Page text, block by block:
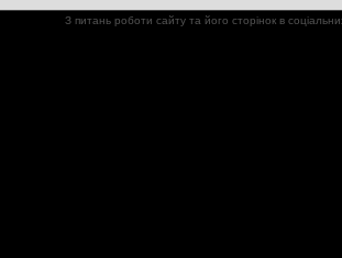
З питань роботи сайту та його сторінок в